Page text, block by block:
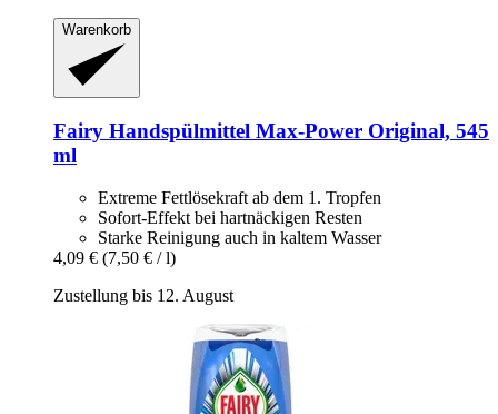
Warenkorb
Fairy Handspülmittel Max-​Power Original, 545
ml
Extreme Fettlösekraft ab dem 1. Tropfen
Sofort-Effekt bei hartnäckigen Resten
Starke Reinigung auch in kaltem Wasser
4,09 € (7,50 € / l)
Zustellung bis 12. August